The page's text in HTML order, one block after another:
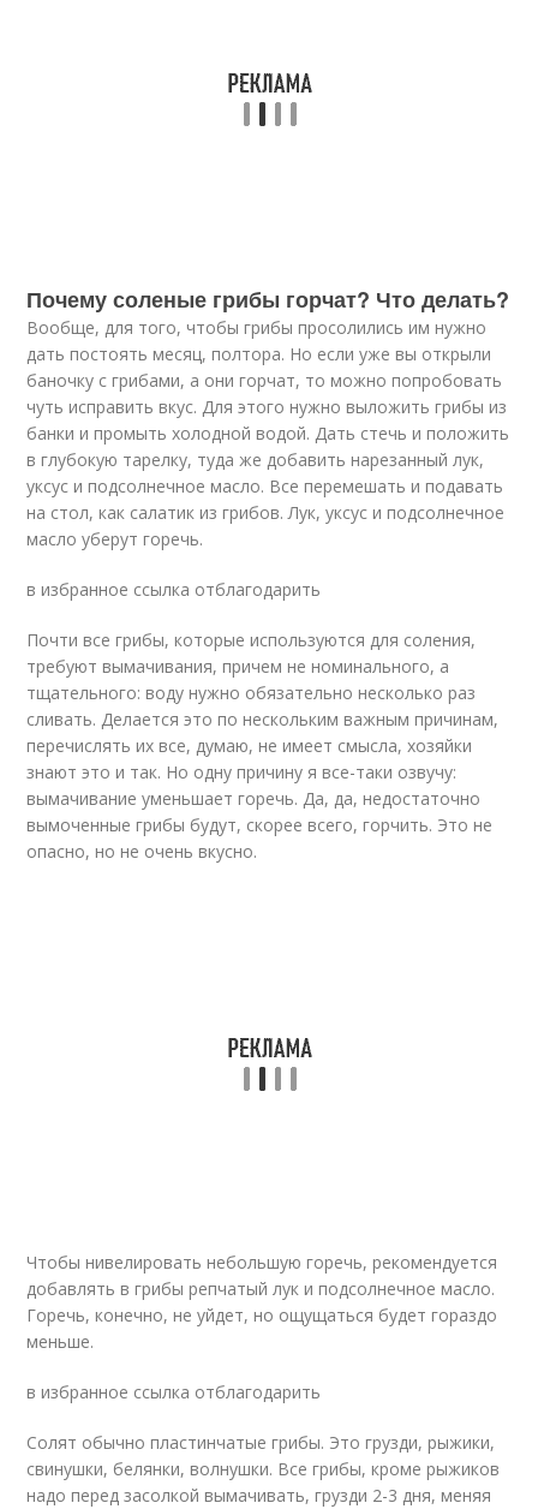
Почему соленые грибы горчат? Что делать?
Вообще, для того, чтобы грибы просолились им нужно
дать постоять месяц, полтора. Но если уже вы открыли
баночку с грибами, а они горчат, то можно попробовать
чуть исправить вкус. Для этого нужно выложить грибы из
банки и промыть холодной водой. Дать стечь и положить
в глубокую тарелку, туда же добавить нарезанный лук,
уксус и подсолнечное масло. Все перемешать и подавать
на стол, как салатик из грибов. Лук, уксус и подсолнечное
масло уберут горечь.
в избранное ссылка отблагодарить
Почти все грибы, которые используются для соления,
требуют вымачивания, причем не номинального, а
тщательного: воду нужно обязательно несколько раз
сливать. Делается это по нескольким важным причинам,
перечислять их все, думаю, не имеет смысла, хозяйки
знают это и так. Но одну причину я все-таки озвучу:
вымачивание уменьшает горечь. Да, да, недостаточно
вымоченные грибы будут, скорее всего, горчить. Это не
опасно, но не очень вкусно.
Чтобы нивелировать небольшую горечь, рекомендуется
добавлять в грибы репчатый лук и подсолнечное масло.
Горечь, конечно, не уйдет, но ощущаться будет гораздо
меньше.
в избранное ссылка отблагодарить
Солят обычно пластинчатые грибы. Это грузди, рыжики,
свинушки, белянки, волнушки. Все грибы, кроме рыжиков
надо перед засолкой вымачивать, грузди 2-3 дня, меняя